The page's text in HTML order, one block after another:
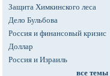
Защита Химкинского леса
Дело Бульбова
Россия и финансовый кризис
Доллар
Россия и Израиль
все темы